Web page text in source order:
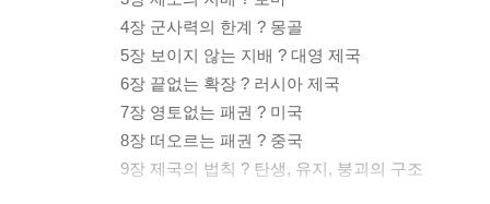
4장 군사력의 한계 ? 몽골
5장 보이지 않는 지배 ? 대영 제국
6장 끝없는 확장 ? 러시아 제국
7장 영토없는 패권 ? 미국
8장 떠오르는 패권 ? 중국
9장 제국의 법칙 ? 탄생, 유지, 붕괴의 구조